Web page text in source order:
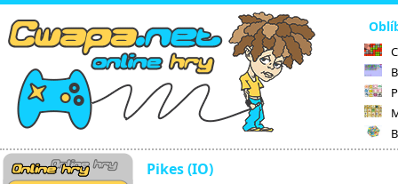
Pikes (IO)